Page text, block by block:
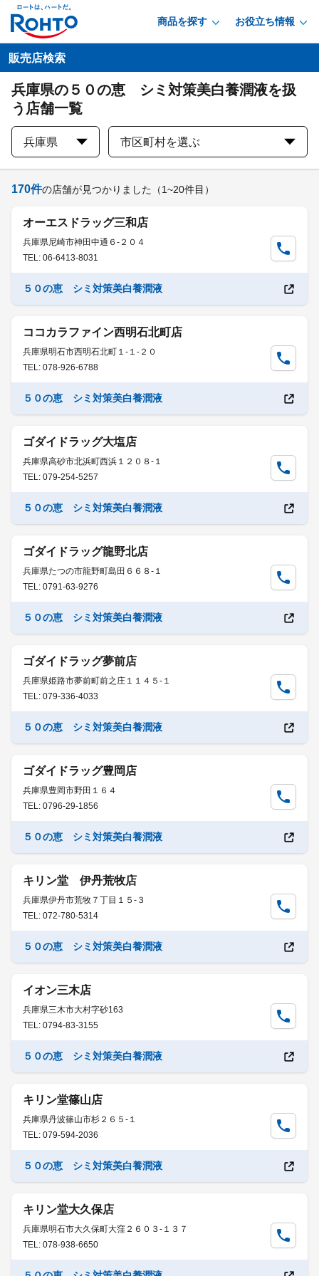
商品を探す お役立ち情報
販売店検索
兵庫県の５０の恵 シミ対策美白養潤液を扱
う店舗一覧
兵庫県 市区町村を選ぶ
170件の店舗が見つかりました （1~20件目）
オーエスドラッグ三和店
兵庫県尼崎市神田中通６-２０４
TEL: 06-6413-8031
５０の恵 シミ対策美白養潤液
ココカラファイン西明石北町店
兵庫県明石市西明石北町１-１-２０
TEL: 078-926-6788
５０の恵 シミ対策美白養潤液
ゴダイドラッグ大塩店
兵庫県高砂市北浜町西浜１２０８-１
TEL: 079-254-5257
５０の恵 シミ対策美白養潤液
ゴダイドラッグ龍野北店
兵庫県たつの市龍野町島田６６８-１
TEL: 0791-63-9276
５０の恵 シミ対策美白養潤液
ゴダイドラッグ夢前店
兵庫県姫路市夢前町前之庄１１４５-１
TEL: 079-336-4033
５０の恵 シミ対策美白養潤液
ゴダイドラッグ豊岡店
兵庫県豊岡市野田１６４
TEL: 0796-29-1856
５０の恵 シミ対策美白養潤液
キリン堂 伊丹荒牧店
兵庫県伊丹市荒牧７丁目１５-３
TEL: 072-780-5314
５０の恵 シミ対策美白養潤液
イオン三木店
兵庫県三木市大村字砂163
TEL: 0794-83-3155
５０の恵 シミ対策美白養潤液
キリン堂篠山店
兵庫県丹波篠山市杉２６５-１
TEL: 079-594-2036
５０の恵 シミ対策美白養潤液
キリン堂大久保店
兵庫県明石市大久保町大窪２６０３-１３７
TEL: 078-938-6650